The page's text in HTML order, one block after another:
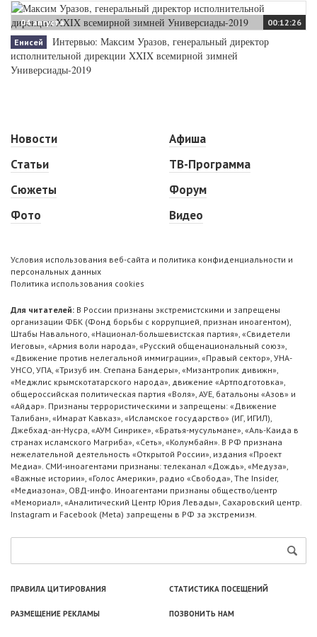
00:12:26
04 августа
Енисей
Интервью: Максим Уразов, генеральный директор
исполнительной дирекции XXIX всемирной зимней
Универсиады-2019
Новости
Статьи
Сюжеты
Фото
Афиша
ТВ-Программа
Форум
Видео
Условия использования веб-сайта и политика конфиденциальности и
персональных данных
Политика использования cookies
Для читателей: В России признаны экстремистскими и запрещены
организации ФБК (Фонд борьбы с коррупцией, признан иноагентом),
Штабы Навального, «Национал-большевистская партия», «Свидетели
Иеговы», «Армия воли народа», «Русский общенациональный союз»,
«Движение против нелегальной иммиграции», «Правый сектор», УНА-
УНСО, УПА, «Тризуб им. Степана Бандеры», «Мизантропик дивижн»,
«Меджлис крымскотатарского народа», движение «Артподготовка»,
общероссийская политическая партия «Воля», АУЕ, батальоны «Азов» и
«Айдар». Признаны террористическими и запрещены: «Движение
Талибан», «Имарат Кавказ», «Исламское государство» (ИГ, ИГИЛ),
Джебхад-ан-Нусра, «АУМ Синрике», «Братья-мусульмане», «Аль-Каида в
странах исламского Магриба», «Сеть», «Колумбайн». В РФ признана
нежелательной деятельность «Открытой России», издания «Проект
Медиа». СМИ-иноагентами признаны: телеканал «Дождь», «Медуза»,
«Важные истории», «Голос Америки», радио «Свобода», The Insider,
«Медиазона», ОВД-инфо. Иноагентами признаны общество/центр
«Мемориал», «Аналитический Центр Юрия Левады», Сахаровский центр.
Instagram и Facebook (Metа) запрещены в РФ за экстремизм.
ПРАВИЛА ЦИТИРОВАНИЯ СТАТИСТИКА ПОСЕЩЕНИЙ
РАЗМЕЩЕНИЕ РЕКЛАМЫ ПОЗВОНИТЬ НАМ